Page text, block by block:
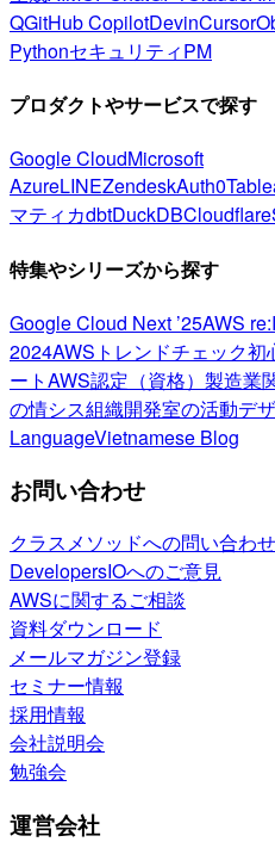
QGitHub CopilotDevinCursor
PythonセキュリティPM
プロダクトやサービスで探す
Google CloudMicrosoft
AzureLINEZendeskAuth0
マティカdbtDuckDBCloudflare
特集やシリーズから探す
Google Cloud Next ’25AWS
2024AWSトレンドチェック初
ートAWS認定（資格） 製造業
の情シス組織開発室の活動デ
LanguageVietnamese Blog
お問い合わせ
クラスメソッドへの問い合わせ
DevelopersIOへのご意見
AWSに関するご相談
資料ダウンロード
メールマガジン登録
セミナー情報
採用情報
会社説明会
勉強会
運営会社